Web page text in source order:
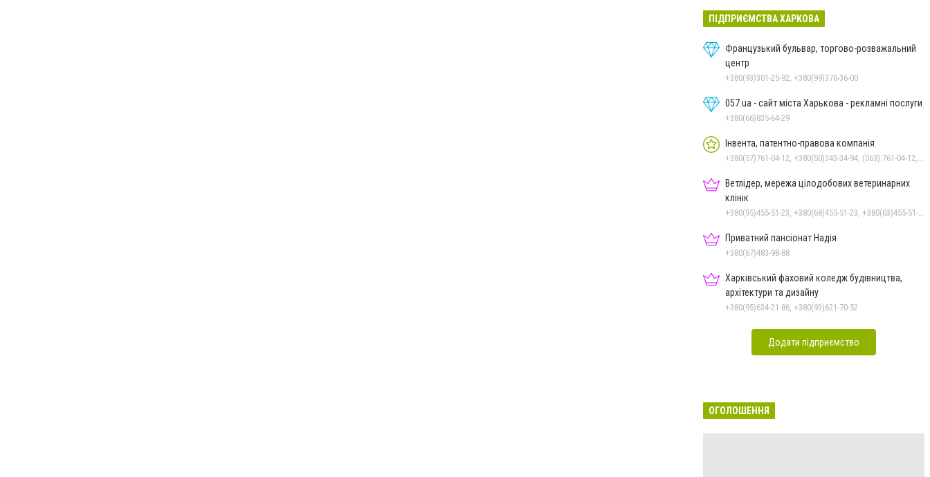
ПІДПРИЄМСТВА ХАРКОВА
Французький бульвар, торгово-розважальний
центр
+380(93)301-25-92, +380(99)376-36-00
057.ua - сайт міста Харькова - рекламні послуги
+380(66)835-64-29
Інвента, патентно-правова компанія
Ветлідер, мережа цілодобових ветеринарних
клінік
Приватний пансіонат Надія
+380(67)483-98-88
Харківський фаховий коледж будівництва,
архітектури та дизайну
+380(95)634-21-86, +380(93)621-70-52
Додати підприємство
ОГОЛОШЕННЯ